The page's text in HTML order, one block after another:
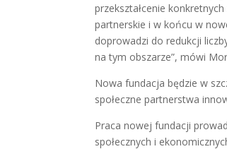
przekształcenie
partnerskie i w końcu w
doprowadzi do redukcji
na tym obszarze”, mówi
Nowa fundacja będzie w
społeczne partnerstwa
Praca nowej fundacji
społecznych i